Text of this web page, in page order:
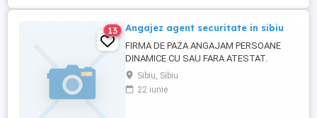
13 Angajez agent securitate in sibiu
FIRMA DE PAZA ANGAJAM PERSOANE
DINAMICE CU SAU FARA ATESTAT.
OFERIM SI ASTEPTAM SERIOZITATE DIN
PARTEA PERSOANELOR INTERESATE.
SALARIU MOTIVANT PLUS BONURI DE
Sibiu, Sibiu
22 iunie